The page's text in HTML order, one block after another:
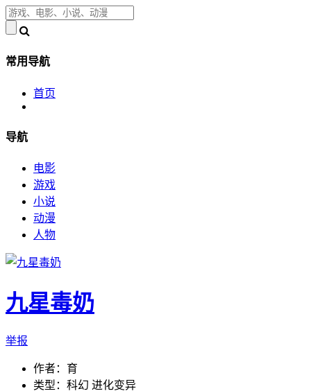
常用导航
首页
导航
电影
游戏
小说
动漫
人物
九星毒奶
举报
作者： 育
类型：科幻 进化变异